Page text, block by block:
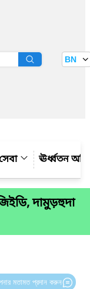
BN
ঊর্ধ্বতন
দামুড়হুদা
মতামত প্রদান করুন